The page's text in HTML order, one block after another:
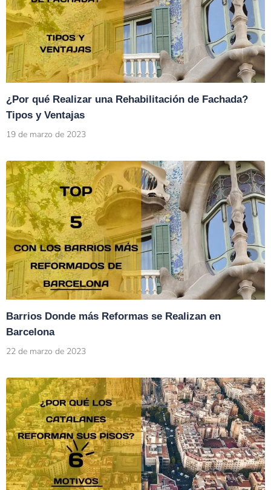
¿Por qué Realizar una Rehabilitación de Fachada?
Tipos y Ventajas
19 de marzo de 2023
Barrios Donde más Reformas se Realizan en
Barcelona
22 de marzo de 2023